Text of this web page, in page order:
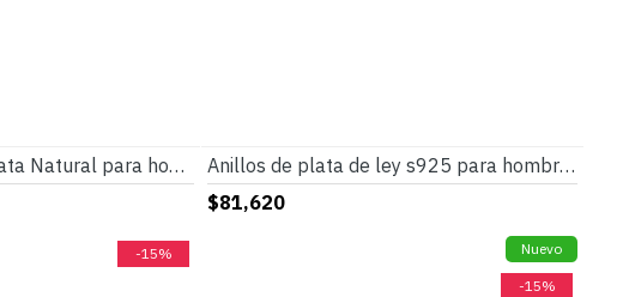
Anillo Vintage de ágata Natural para hombre, de plata 925 pura auténtica, anillo Con garra de trébol de la suerte, joyería fina de piedra CZ, regalo de moda
Anillos de plata de ley s925 para hombre y mujer, joyería de compromiso/boda, turquesa Natural, Punk, Turquía
$81,620
-15% Nuevo
-15%